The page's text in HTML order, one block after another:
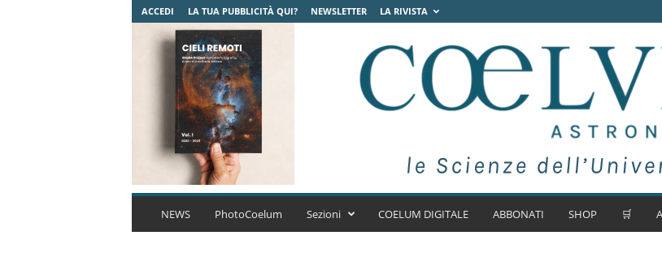
ACCEDI LA TUA PUBBLICITÀ QUI? NEWSLETTER LA RIVISTA
C
NEWS PhotoCoelum Sezioni COELUM DIGITALE ABBONATI SHOP 🛒